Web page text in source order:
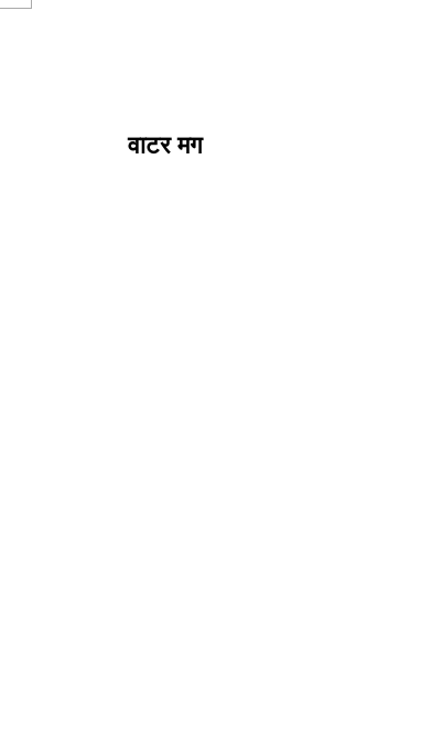
वाटर मग